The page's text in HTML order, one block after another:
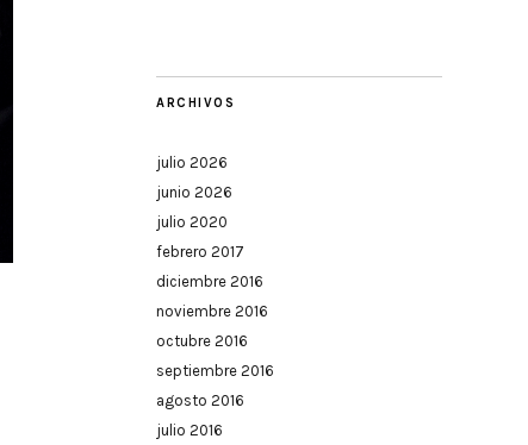
ARCHIVOS
julio 2026
junio 2026
julio 2020
febrero 2017
diciembre 2016
noviembre 2016
octubre 2016
septiembre 2016
agosto 2016
julio 2016